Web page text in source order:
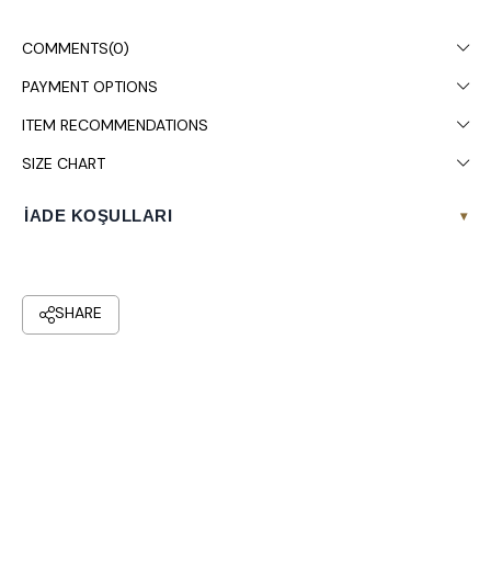
COMMENTS(0)
PAYMENT OPTIONS
ITEM RECOMMENDATIONS
SIZE CHART
İADE KOŞULLARI ▾